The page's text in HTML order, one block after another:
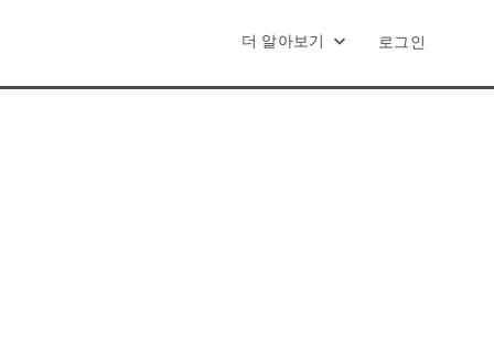
더 알아보기 로그인